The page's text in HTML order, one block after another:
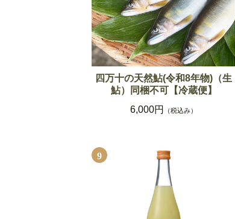
四万十の天然鮎(令和8年物)（生
鮎）同梱不可【冷蔵便】
6,000円
（税込み）
9